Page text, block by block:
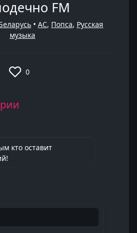
FM
• AC, Попса, Русская
музыка
0
кто оставит